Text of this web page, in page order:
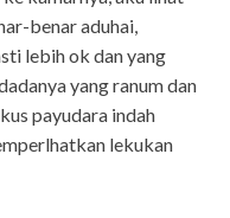
benar aduhai,
lebih ok dan yang
yang ranum dan
payudara indah
lekukan